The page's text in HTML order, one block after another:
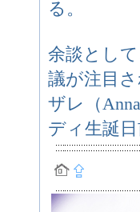
る。
余談とし
議が注目
ザレ（
ディ生誕